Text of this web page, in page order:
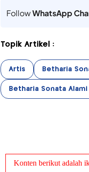
FollowWhatsApp
Topik Artikel :
Artis Betharia
Betharia Sonata